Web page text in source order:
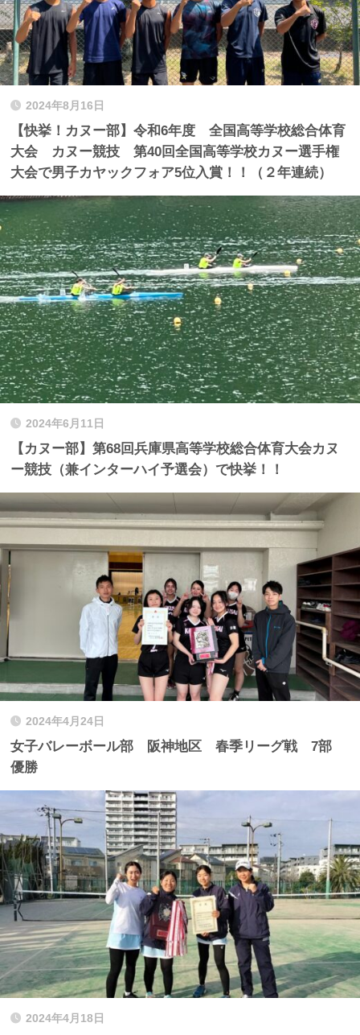
2024年8月16日
【快挙！カヌー部】令和6年度 全国高等学校総合体育
大会 カヌー競技 第40回全国高等学校カヌー選手権
大会で男子カヤックフォア5位入賞！！（２年連続）
2024年6月11日
【カヌー部】第68回兵庫県高等学校総合体育大会カヌ
ー競技（兼インターハイ予選会）で快挙！！
2024年4月24日
女子バレーボール部 阪神地区 春季リーグ戦 7部
優勝
2024年4月18日